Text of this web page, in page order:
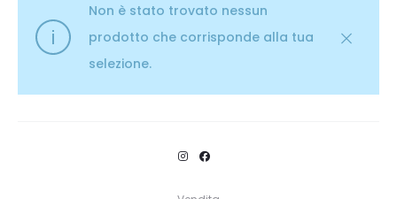
Non è stato trovato nessun
prodotto che corrisponde alla tua
selezione.